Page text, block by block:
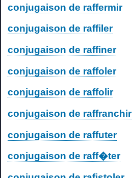
conjugaison de raffermir
conjugaison de raffiler
conjugaison de raffiner
conjugaison de raffoler
conjugaison de raffolir
conjugaison de raffranchir
conjugaison de raffuter
conjugaison de raff�ter